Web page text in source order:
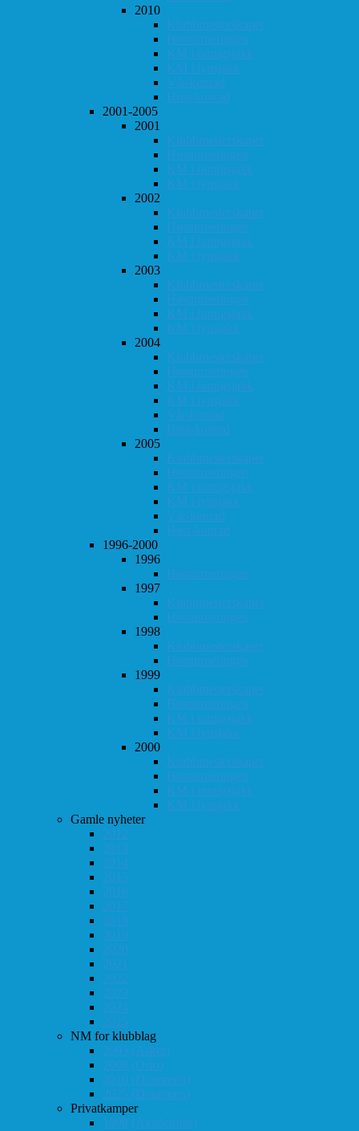
2010
Klubbmesterskapet
Høstturneringen
KM i hurtigsjakk
KM i lynsjakk
Vår-konrad
Høst-konrad
2001-2005
2001
Klubbmesterskapet
Høstturneringen
KM i hurtigsjakk
KM i lynsjakk
2002
Klubbmesterskapet
Høstturneringen
KM i hurtigsjakk
KM i lynsjakk
2003
Klubbmesterskapet
Høstturneringen
KM i hurtigsjakk
KM i lynsjakk
2004
Klubbmesterskapet
Høstturneringen
KM i hurtigsjakk
KM i lynsjakk
Vår-konrad
Høst-konrad
2005
Klubbmesterskapet
Høstturneringen
KM i hurtigsjakk
KM i lynsjakk
Vår-konrad
Høst-konrad
1996-2000
1996
Høstturneringen
1997
Klubbmesterskapet
Høstturneringen
1998
Klubbmesterskapet
Høstturneringen
1999
Klubbmesterskapet
Høstturneringen
KM i hurtigsjakk
KM i lynsjakk
2000
Klubbmesterskapet
Høstturneringen
KM i hurtigsjakk
KM i lynsjakk
Gamle nyheter
2012
2013
2014
2015
2016
2017
2018
2019
2020
2021
2022
2023
2024
2025
NM for klubblag
2003 (Asker)
2008 (Oslo)
2010 (Drammen)
2025 (Drammen)
Privatkamper
1998 (Akademisk)